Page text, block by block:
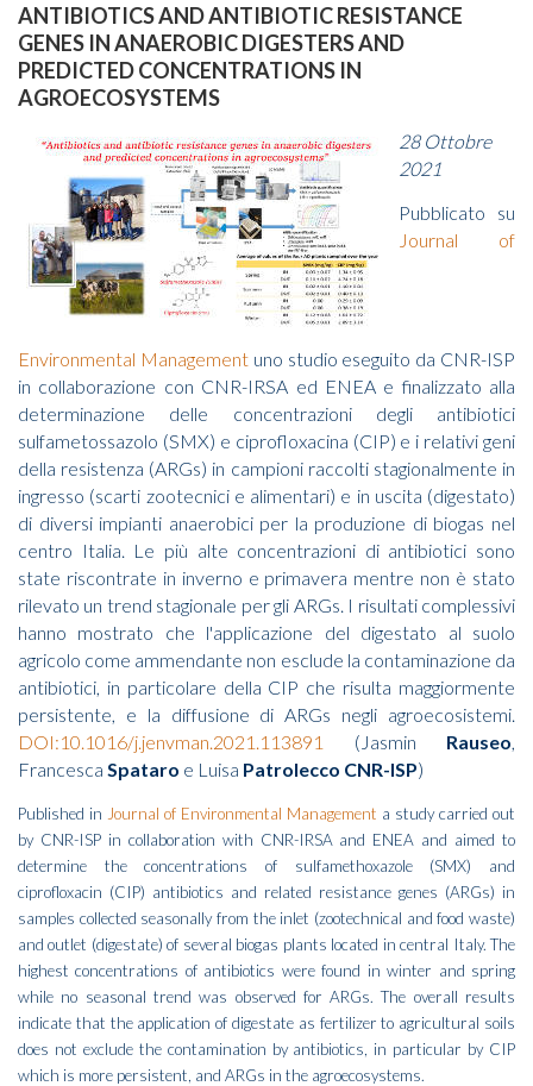
ANTIBIOTICS AND ANTIBIOTIC RESISTANCE
GENES IN ANAEROBIC DIGESTERS AND
PREDICTED CONCENTRATIONS IN
AGROECOSYSTEMS
28 Ottobre
2021
Pubblicato su
Journal of
Environmental Managementuno studio eseguito da CNR-ISP
in collaborazione con CNR-IRSA ed ENEA e finalizzato alla
determinazione delle concentrazioni degli antibiotici
sulfametossazolo (SMX) e ciprofloxacina (CIP) e i relativi geni
della resistenza (ARGs) in campioni raccolti stagionalmente in
ingresso (scarti zootecnici e alimentari) e in uscita (digestato)
di diversi impianti anaerobici per la produzione di biogas nel
centro Italia. Le più alte concentrazioni di antibiotici sono
state riscontrate in inverno e primavera mentre non è stato
rilevato un trend stagionale per gli ARGs. I risultati complessivi
hanno mostrato che l'applicazione del digestato al suolo
agricolo come ammendante non esclude la contaminazione da
antibiotici, in particolare della CIP che risulta maggiormente
persistente, e la diffusione di ARGs negli agroecosistemi.
DOI:10.1016/j.jenvman.2021.113891
(Jasmin Rauseo,
Francesca Spataro e Luisa Patrolecco CNR-ISP)
Published in Journal of Environmental Management a study carried out
by CNR-ISP in collaboration with CNR-IRSA and ENEA and aimed to
determine the concentrations of sulfamethoxazole (SMX) and
ciprofloxacin (CIP) antibiotics and related resistance genes (ARGs) in
samples collected seasonally from the inlet (zootechnical and food waste)
and outlet (digestate) of several biogas plants located in central Italy. The
highest concentrations of antibiotics were found in winter and spring
while no seasonal trend was observed for ARGs. The overall results
indicate that the application of digestate as fertilizer to agricultural soils
does not exclude the contamination by antibiotics, in particular by CIP
which is more persistent, and ARGs in the agroecosystems.